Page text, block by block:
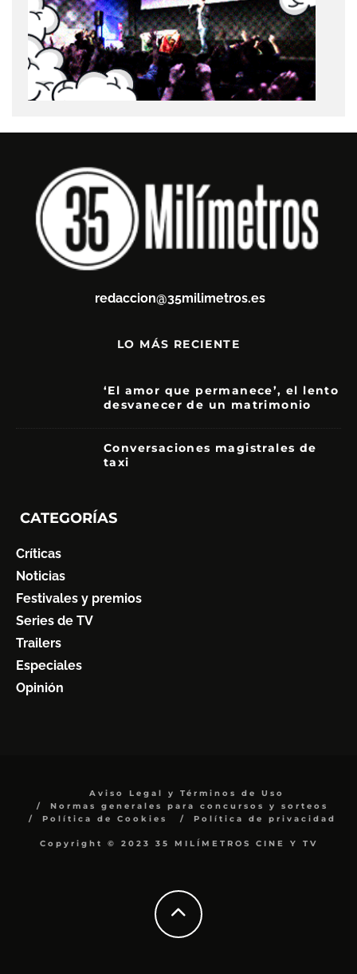
redaccion@35milimetros.es
LO MÁS RECIENTE
‘El amor que permanece’, el lento
desvanecer de un matrimonio
Conversaciones magistrales de
taxi
CATEGORÍAS
Críticas
Noticias
Festivales y premios
Series de TV
Trailers
Especiales
Opinión
Aviso Legal y Términos de Uso
Normas generales para concursos y sorteos
Política de Cookies
Política de privacidad
Copyright © 2023 35 MILÍMETROS CINE Y TV